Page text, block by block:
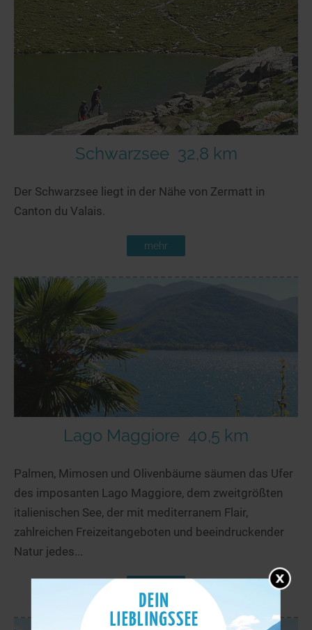
Schwarzsee 32,8 km
Der Schwarzsee liegt in der Nähe von Zermatt in
Canton du Valais.
mehr
Lago Maggiore 40,5 km
Palmen, Mimosen und Olivenbäume säumen das Ufer
des imposanten Lago Maggiore, dem zweitgrößten
italienischen See, der mit mediterranem Flair,
zahlreichen Freizeitangeboten und beeindruckender
Natur jedes...